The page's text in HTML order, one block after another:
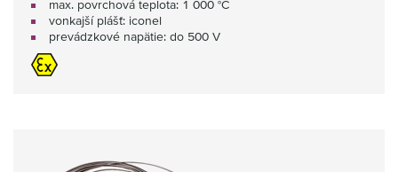
max. povrchová teplota: 1 000 °C
vonkajší plášť: iconel
prevádzkové napätie: do 500 V